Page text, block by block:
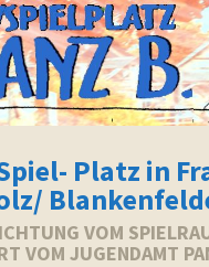
Platz in
VOM
VOM JUGENDAMT